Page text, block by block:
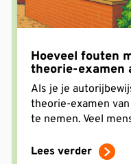
Hoeveel fouten
theorie-examen
Als je je
theorie-examen
te nemen. Veel
Lees verder